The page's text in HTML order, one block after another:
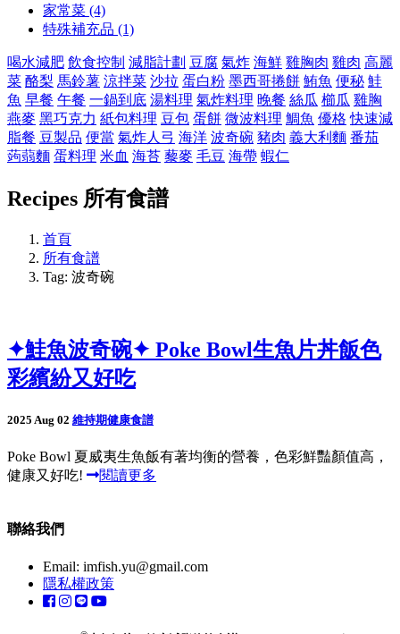
家常菜 (4)
特殊補充品 (1)
喝水減肥 飲食控制 減脂計劃 豆腐 氣炸 海鮮 雞胸肉 雞肉 高麗
菜 酪梨 馬鈴薯 涼拌菜 沙拉 蛋白粉 墨西哥捲餅 鮪魚 便秘 鮭
魚 早餐 午餐 一鍋到底 湯料理 氣炸料理 晚餐 絲瓜 櫛瓜 雞胸
燕麥 黑巧克力 紙包料理 豆包 蛋餅 微波料理 鯛魚 優格 快速減
脂餐 豆製品 便當 氣炸人弓 海洋 波奇碗 豬肉 義大利麵 番茄
蒟蒻麵 蛋料理 米血 海苔 藜麥 毛豆 海帶 蝦仁
Recipes 所有食譜
首頁
所有食譜
Tag: 波奇碗
✦鮭魚波奇碗✦ Poke Bowl生魚片丼飯色
彩繽紛又好吃
2025 Aug 02 維持期健康食譜
Poke Bowl 夏威夷生魚飯有著均衡的營養，色彩鮮豔顏值高，
健康又好吃!
閱讀更多
聯絡我們
Email: imfish.yu@gmail.com
隱私權政策